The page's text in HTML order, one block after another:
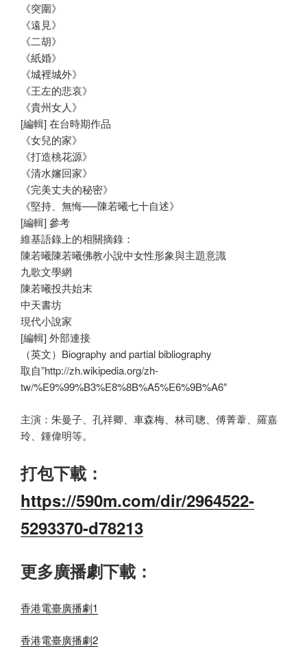
《突圍》
《遠見》
《二胡》
《紙婚》
《城裡城外》
《王左的悲哀》
《貴州女人》
[編輯] 在台時期作品
《女兒的家》
《打造桃花源》
《清水嬸回家》
《完美丈夫的秘密》
《堅持、無悔──陳若曦七十自述》
[編輯] 參考
維基語錄上的相關摘錄：
陳若曦陳若曦佛教小說中女性形象與主題意識
九歌文學網
陳若曦投共始末
中天書坊
現代小說家
[編輯] 外部連接
（英文）Biography and partial bibliography
取自”http://zh.wikipedia.org/zh-
tw/%E9%99%B3%E8%8B%A5%E6%9B%A6″
主演：朱曼子、孔祥卿、車森梅、林司聰、傅菁葦、羅嘉
玲、鍾偉明等。
打包下載：
https://590m.com/dir/2964522-
5293370-d78213
更多廣播劇下載：
香港電臺廣播劇1
香港電臺廣播劇2